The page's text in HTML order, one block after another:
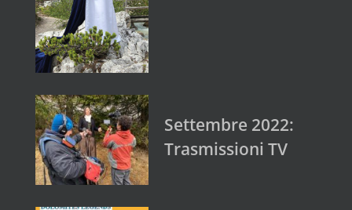
Settembre 2022:
Trasmissioni TV